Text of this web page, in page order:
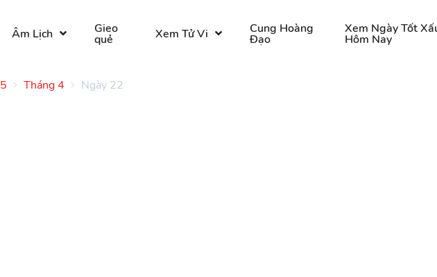
Âm Lịch Gieo
quẻ Xem Tử Vi Cung Hoàng
Đạo
Xem Ngày Tốt
Hôm Nay
Tháng 4 Ngày 22